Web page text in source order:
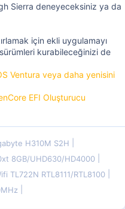
Sierra deneyeceksiniz ya da
için ekli uygulamayı
kurabileceğinizi de
Ventura veya daha yenisini
EFI Oluşturucu
H310M S2H
8GB/UHD630/HD4000
TL722N RTL8111/RTL8100